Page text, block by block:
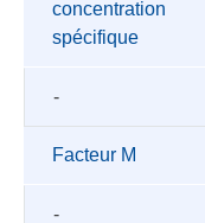
concentration
spécifique
-
Facteur M
-